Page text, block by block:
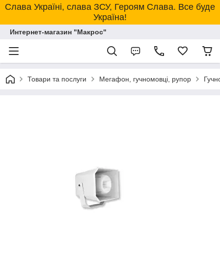
Слава Україні, слава ЗСУ, Героям Слава. Все буде
Україна!
Интернет-магазин "Макрос"
Товари та послуги Мегафон, гучномовці, рупор